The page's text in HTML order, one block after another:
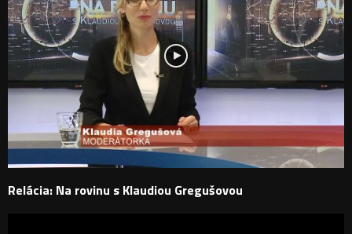
Relácia: Na rovinu s Klaudiou Gregušovou